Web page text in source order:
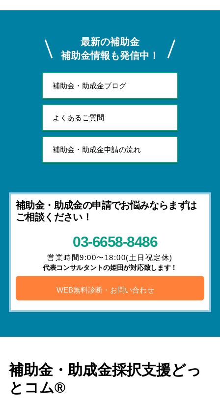
最新の補助金
補助金情報も発信中！
補助金・助成金ブログ
よくあるご質問
補助金・助成金申請の流れ
補助金・助成金の申請でお悩みならまずは
ご相談ください！
03-6658-8486
営業時間9:00〜18:00(土日祝定休)
代表コンサルタントの姫田が対応致します！
WEB無料診断・お問い合わせ
補助金・助成金採択支援どっ
とコム®